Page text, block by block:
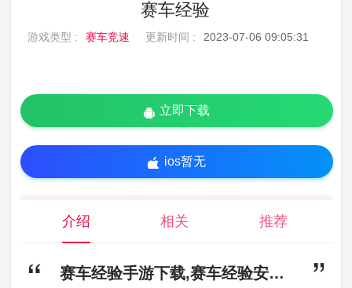
赛车经验
游戏类型 : 赛车竞速 更新时间 : 2023-07-06 09:05:31
立即下载
ios暂无
介绍 相关 推荐
赛车经验手游下载,赛车经验安卓最新版下载